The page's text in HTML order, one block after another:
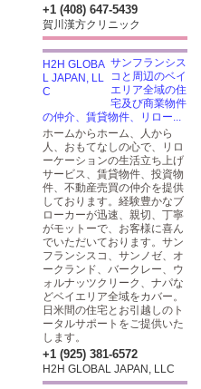
+1 (408) 647-5439
賀川漢方クリニック
サンフランシス
コと周辺のベイ
エリア全域の住
宅及び商業物件
の仲介、賃貸物件、リロー...
ホームからホーム、人から
人、おもてなしの心で、リロ
ーケーションの生活立ち上げ
サービス、賃貸物件、投資物
件、不動産売買の仲介を提供
しております。経験豊かなブ
ローカーが迅速、親切、丁寧
がモットーで、お客様に喜ん
でいただいております。サン
フランシスコ、サンノゼ、オ
ークランド、バークレー、ウ
ォルナッツクリーク、ナパな
どベイエリア全域をカバー。
日米間の住宅とお引越しのト
ータルサポートをご提供いた
します。
+1 (925) 381-6572
H2H GLOBAL JAPAN, LLC